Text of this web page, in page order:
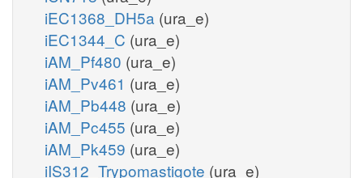
iEC1368_DH5a (ura_e)
iEC1344_C (ura_e)
iAM_Pf480 (ura_e)
iAM_Pv461 (ura_e)
iAM_Pb448 (ura_e)
iAM_Pc455 (ura_e)
iAM_Pk459 (ura_e)
iIS312_Trypomastigote (ura_e)